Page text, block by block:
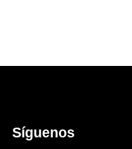
Síguenos